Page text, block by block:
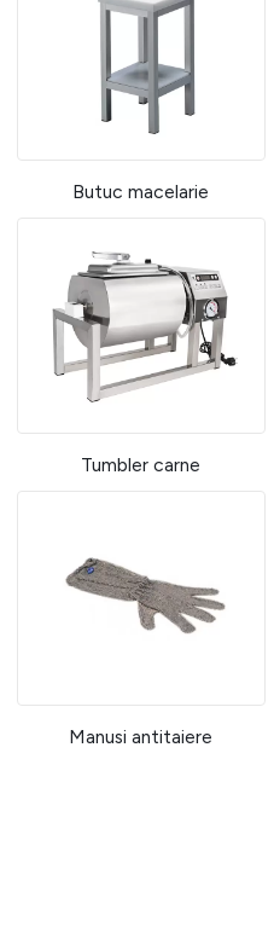
Butuc macelarie
Tumbler carne
Manusi antitaiere